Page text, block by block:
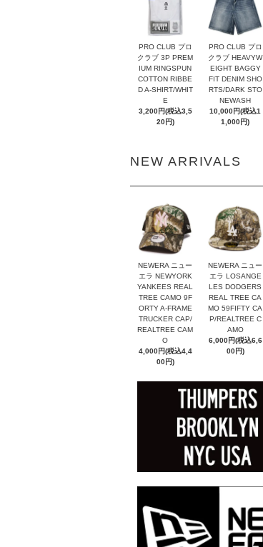
PRO CLUB プロ
クラブ 3P PREM
IUM RINGSPUN
COTTON RIBBE
D A-SHIRT/WHIT
E
3,200円(税込3,5
20円)
PRO CLUB プロ
クラブ HEAVYW
EIGHT BAGGY
FIT DENIM SHO
RTS/DARK STO
NEWASH
10,000円(税込1
1,000円)
NEW ARRIVALS
NEWERA ニュー
エラ NEWYORK
YANKEES REAL
TREE CAMO 9F
ORTY A-FRAME
TRUCKER CAP/
REALTREE CAM
O
4,000円(税込4,4
00円)
NEWERA ニュー
エラ LOSANGE
LES DODGERS
REAL TREE CA
MO 59FIFTY CA
P/REALTREE C
AMO
6,000円(税込6,6
00円)